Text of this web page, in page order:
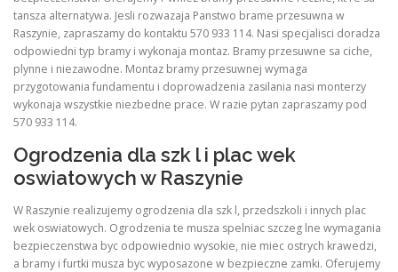
tansza alternatywa. Jesli rozwazaja Panstwo brame przesuwna w
Raszynie, zapraszamy do kontaktu 570 933 114. Nasi specjalisci doradza
odpowiedni typ bramy i wykonaja montaz. Bramy przesuwne sa ciche,
plynne i niezawodne. Montaz bramy przesuwnej wymaga
przygotowania fundamentu i doprowadzenia zasilania nasi monterzy
wykonaja wszystkie niezbedne prace. W razie pytan zapraszamy pod
570 933 114.
Ogrodzenia dla szk l i plac wek
oswiatowych w Raszynie
W Raszynie realizujemy ogrodzenia dla szk l, przedszkoli i innych plac
wek oswiatowych. Ogrodzenia te musza spelniac szczeg lne wymagania
bezpieczenstwa byc odpowiednio wysokie, nie miec ostrych krawedzi,
a bramy i furtki musza byc wyposazone w bezpieczne zamki. Oferujemy